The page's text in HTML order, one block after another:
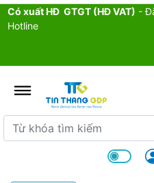
Có xuất HĐ GTGT (HĐ VAT) -
Hotline
Từ khóa tìm kiếm